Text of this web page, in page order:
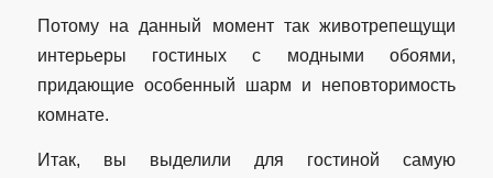
Потому на данный момент так животрепещущи
интерьеры гостиных с модными обоями,
придающие особенный шарм и неповторимость
комнате.
Итак, вы выделили для гостиной самую